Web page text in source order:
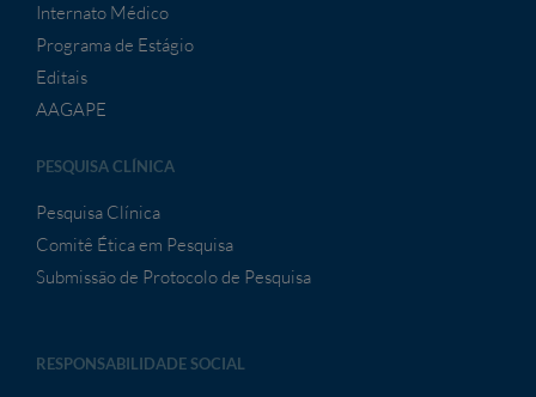
Internato Médico
Programa de Estágio
Editais
AAGAPE
PESQUISA CLÍNICA
Pesquisa Clínica
Comitê Ética em Pesquisa
Submissão de Protocolo de Pesquisa
RESPONSABILIDADE SOCIAL